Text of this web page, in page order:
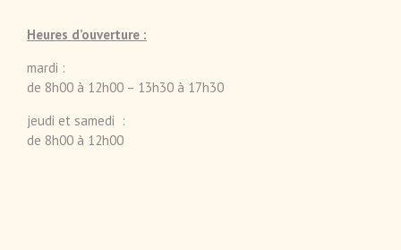
Heures d’ouverture :
mardi :
de 8h00 à 12h00 – 13h30 à 17h30
jeudi et samedi :
de 8h00 à 12h00